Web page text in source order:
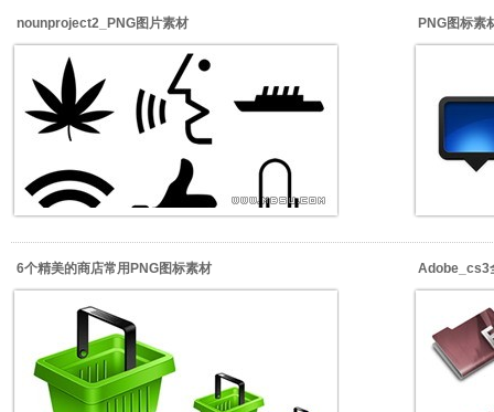
nounproject2_PNG图片素材 PNG图标素
6个精美的商店常用PNG图标素材 Adobe_cs3